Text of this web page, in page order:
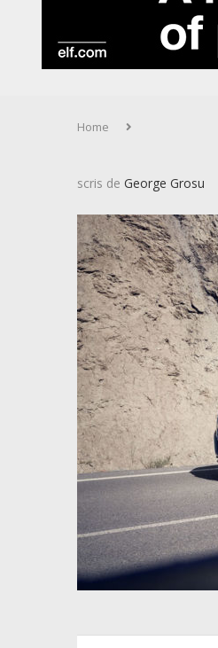
Home
scris de George Grosu